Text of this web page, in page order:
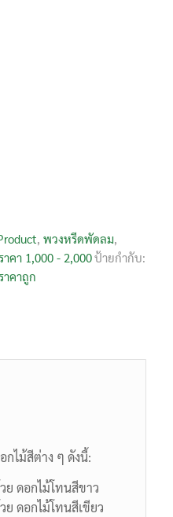
, พวงหรีดพัดลม,
คา 1,000 - 2,000ป้ายกำกับ:
คาถูก
ไม้สีต่าง ๆ ดังนี้:
ดอกไม้โทนสีขาว
ดอกไม้โทนสีเขียว